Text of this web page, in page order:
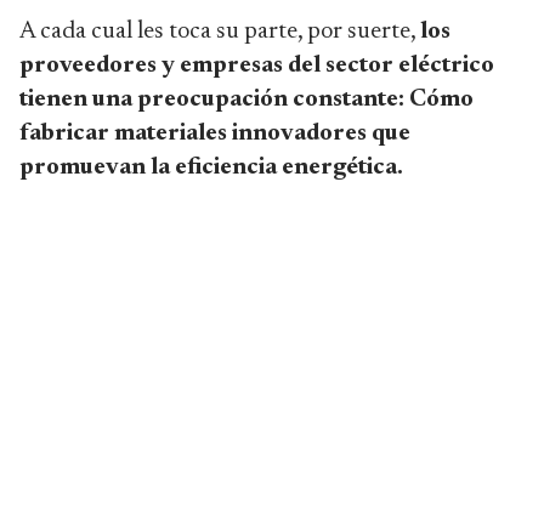
A cada cual les toca su parte, por suerte, los
proveedores y empresas del sector eléctrico
tienen una preocupación constante: Cómo
fabricar materiales innovadores que
promuevan la eficiencia energética.